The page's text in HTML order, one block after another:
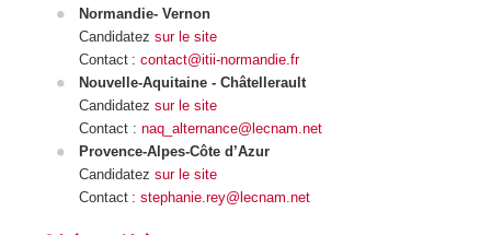
Normandie- Vernon
Candidatez sur le site
Contact : contact@itii-normandie.fr
Nouvelle-Aquitaine - Châtellerault
Candidatez sur le site
Contact : naq_alternance@lecnam.net
Provence-Alpes-Côte d’Azur
Candidatez sur le site
Contact : stephanie.rey@lecnam.net